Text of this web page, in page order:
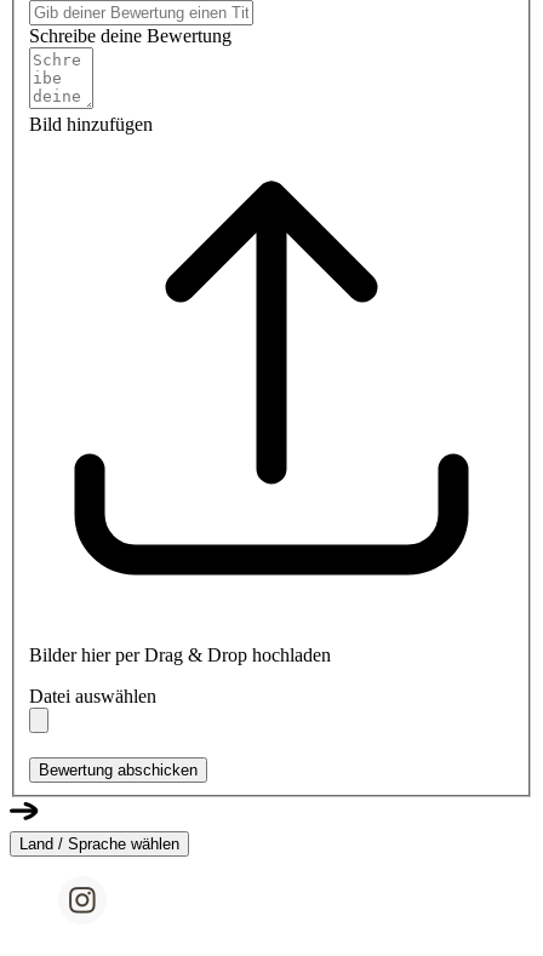
Schreibe deine Bewertung
Bild hinzufügen
Bilder hier per Drag & Drop hochladen
Datei auswählen
Bewertung abschicken
Land / Sprache wählen